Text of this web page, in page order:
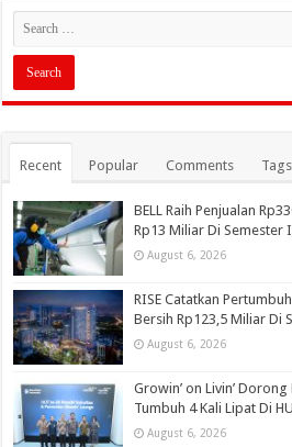
Recent Popular Comments Tags
BELL Raih Penjualan
Rp13 Miliar Di Semester
August 6, 2026
RISE Catatkan
Bersih Rp123,5 Miliar Di
August 6, 2026
Growin’ on Livin’
Tumbuh 4 Kali Lipat Di
August 6, 2026